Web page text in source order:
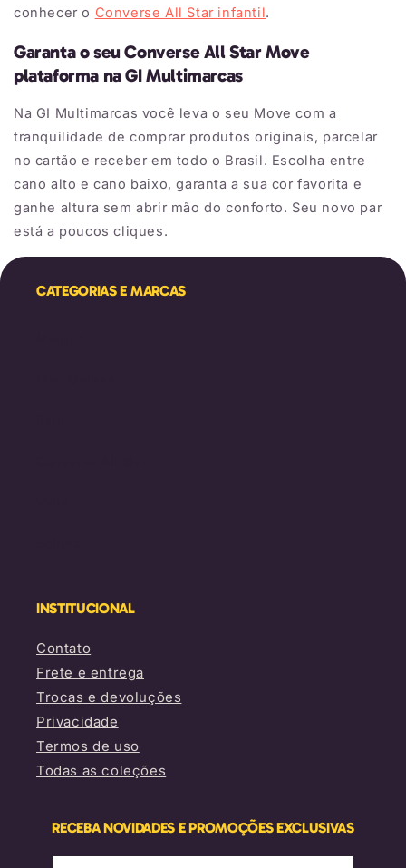
conhecer o Converse All Star infantil.
Garanta o seu Converse All Star Move
plataforma na GI Multimarcas
Na GI Multimarcas você leva o seu Move com a
tranquilidade de comprar produtos originais, parcelar
no cartão e receber em todo o Brasil. Escolha entre
cano alto e cano baixo, garanta a sua cor favorita e
ganhe altura sem abrir mão do conforto. Seu novo par
está a poucos cliques.
CATEGORIAS E MARCAS
INSTITUCIONAL
Contato
Frete e entrega
Trocas e devoluções
Privacidade
Termos de uso
Todas as coleções
RECEBA NOVIDADES E PROMOÇÕES EXCLUSIVAS